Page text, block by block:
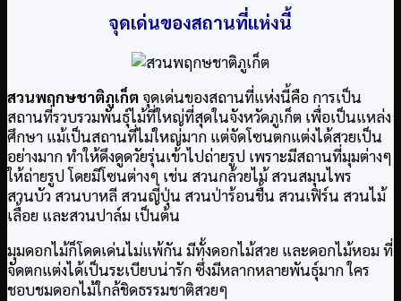
จุดเด่นของสถานที่แห่งนี้
สวนพฤกษชาติภูเก็ต จุดเด่นของสถานที่แห่งนี้คือ การเป็น
สถานที่รวบรวมพันธุ์ไม้ที่ใหญ่ที่สุดในจังหวัดภูเก็ต เพื่อเป็นแหล่ง
ศึกษา แม้เป็นสถานที่ไม่ใหญ่มาก แต่จัดโซนตกแต่งได้สวยเป็น
อย่างมาก ทำให้ดึงดูดวัยรุ่นเข้าไปถ่ายรูป เพราะมีสถานที่มุมต่างๆ
ให้ถ่ายรูป โดยมีโซนต่างๆ เช่น สวนกล้วยไม้ สวนสมุนไพร
สวนบัว สวนบาหลี สวนญี่ปุ่น สวนป่าร้อนชื้น สวนเฟิร์น สวนไม้
เลื้อย และสวนปาล์ม เป็นต้น
มุมดอกไม้ก็โดดเด่นไม่แพ้กัน มีทั้งดอกไม้สวย และดอกไม้หอม ที่
จัดตกแต่งได้เป็นระเบียบน่ารัก ซึ่งมีหลากหลายพันธุ์มาก ใคร
ชอบชมดอกไม้ใกล้ชิดธรรมชาติสวยๆ